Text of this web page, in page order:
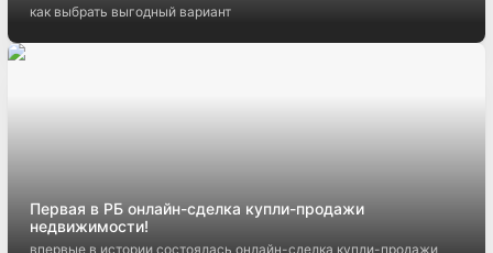
как выбрать выгодный вариант
Первая в РБ онлайн-сделка купли-продажи
недвижимости!
впервые в истории состоялась онлайн-сделка купли-продажи